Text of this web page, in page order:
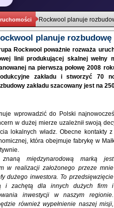
Rockwool planuje
planuje rozbudowę
Rockwool poważnie rozważa
linii produkującej skalnej wełny
na pierwszą połowę 2008
zakładu i stworzyć 70
zakładu szacowany jest na
wprowadzić do Polski
w dużej mierze uzależnił swoją
lokalnych władz. Obecne kontakty
która obejmuje fabrykę w
międzynarodową marką jest
w realizacji założonego przeze mnie
dużego inwestora. To przedsięwzięcie
i zachętą dla innych dużych firm i
inwestycji w naszym regionie.
również wypełnienie naszej misji,